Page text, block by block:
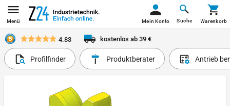
Menü Suche
Mein Konto Warenkorb
4.83 kostenlos ab 39 €
Profilfinder Produktberater Antrieb